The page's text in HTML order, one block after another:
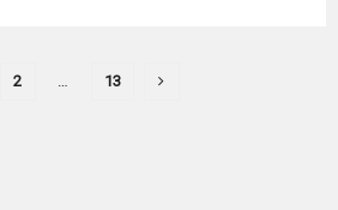
2 13